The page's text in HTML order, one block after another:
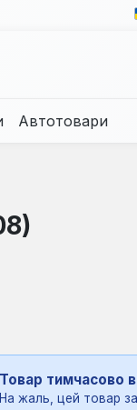
Автотовари
Товар тимчасово
На жаль, цей товар